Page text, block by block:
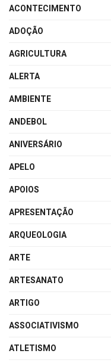
ACONTECIMENTO
ADOÇÃO
AGRICULTURA
ALERTA
AMBIENTE
ANDEBOL
ANIVERSÁRIO
APELO
APOIOS
APRESENTAÇÃO
ARQUEOLOGIA
ARTE
ARTESANATO
ARTIGO
ASSOCIATIVISMO
ATLETISMO